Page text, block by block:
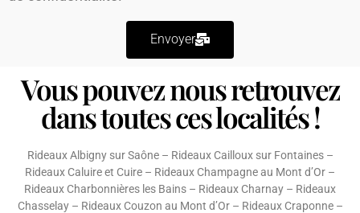
Envoyer
Vous pouvez nous retrouvez
dans toutes ces localités !
Rideaux Albigny sur Saône– Rideaux Cailloux sur Fontaines–
Rideaux Caluire et Cuire – Rideaux Champagne au Mont d’Or –
Rideaux Charbonnières les Bains – Rideaux Charnay – Rideaux
Chasselay– Rideaux Couzon au Mont d’Or– Rideaux Craponne–